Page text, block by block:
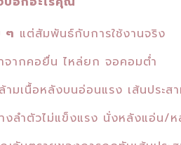
ๆ แต่สัมพันธ์กับการใช้งานจริง
ากคอยื่น ไหล่ยก จอคอมต่ำ
มเนื้อหลังบนอ่อนแรง เส้นประส
ลำตัวไม่แข็งแรง นั่งหลังแอ่น/ห